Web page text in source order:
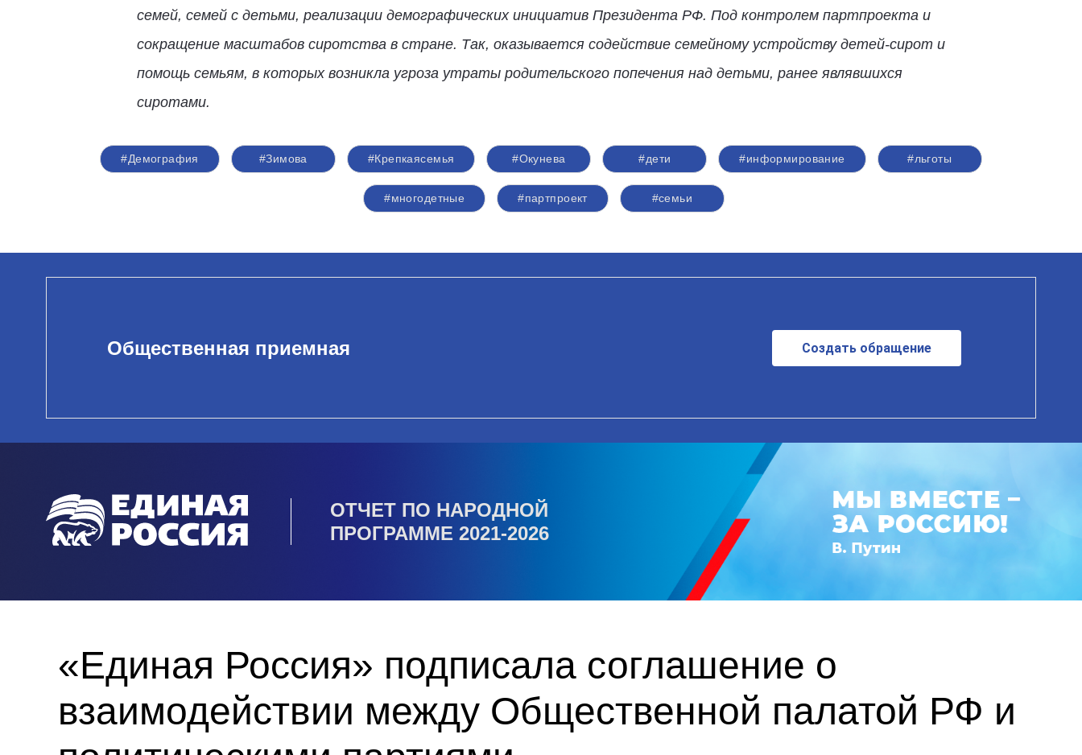
семей, семей с детьми, реализации демографических инициатив Президента РФ. Под контролем партпроекта и
сокращение масштабов сиротства в стране. Так, оказывается содействие семейному устройству детей-сирот и
помощь семьям, в которых возникла угроза утраты родительского попечения над детьми, ранее являвшихся
сиротами.
#Демография #Зимова #Крепкаясемья #Окунева #дети #информирование #льготы
#многодетные #партпроект #семьи
Общественная приемная Создать обращение
ОТЧЕТ ПО НАРОДНОЙ
ПРОГРАММЕ 2021-2026
«Единая Россия» подписала соглашение о
взаимодействии между Общественной палатой РФ и